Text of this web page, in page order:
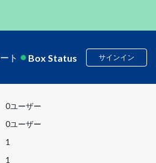
ト Box Status サインイン
0ユーザー
0ユーザー
1
1